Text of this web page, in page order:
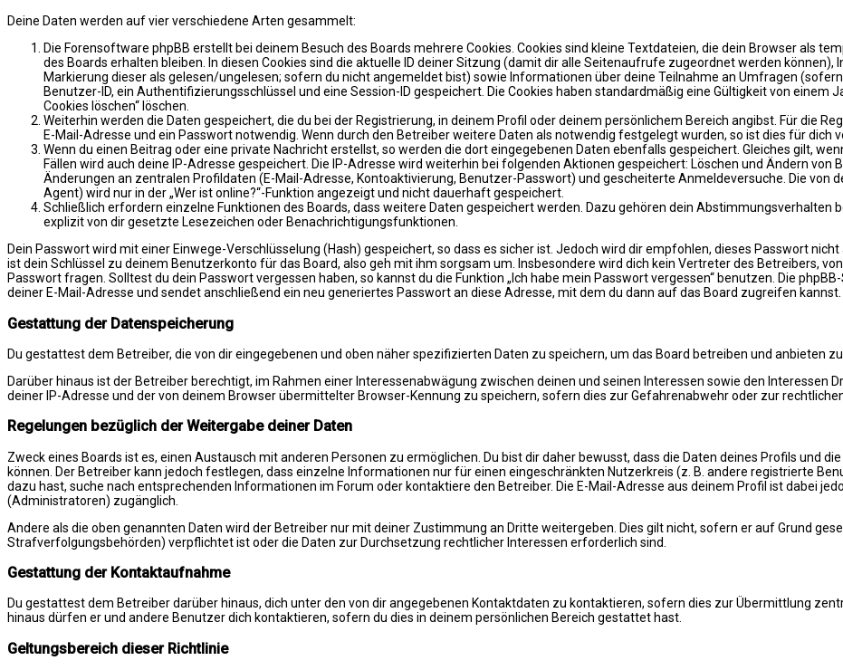
Deine Daten werden auf vier verschiedene Arten gesammelt:
Die Forensoftware phpBB erstellt bei deinem Besuch des Boards mehrere Cookies. Cookies sind kleine Textdateien, die dein Browser als
des Boards erhalten bleiben. In diesen Cookies sind die aktuelle ID deiner Sitzung (damit dir alle Seitenaufrufe zugeordnet werden
Markierung dieser als gelesen/ungelesen; sofern du nicht angemeldet bist) sowie Informationen über deine Teilnahme an Umfragen
Benutzer-ID, ein Authentifizierungsschlüssel und eine Session-ID gespeichert. Die Cookies haben standardmäßig eine Gültigkeit von einem
Cookies löschen“ löschen.
Weiterhin werden die Daten gespeichert, die du bei der Registrierung, in deinem Profil oder deinem persönlichem Bereich angibst. Für die
E-Mail-Adresse und ein Passwort notwendig. Wenn durch den Betreiber weitere Daten als notwendig festgelegt wurden, so ist dies für dich
Wenn du einen Beitrag oder eine private Nachricht erstellst, so werden die dort eingegebenen Daten ebenfalls gespeichert. Gleiches gilt,
Fällen wird auch deine IP-Adresse gespeichert. Die IP-Adresse wird weiterhin bei folgenden Aktionen gespeichert: Löschen und Ändern
Änderungen an zentralen Profildaten (E-Mail-Adresse, Kontoaktivierung, Benutzer-Passwort) und gescheiterte Anmeldeversuche. Die von
Agent) wird nur in der „Wer ist online?“-Funktion angezeigt und nicht dauerhaft gespeichert.
Schließlich erfordern einzelne Funktionen des Boards, dass weitere Daten gespeichert werden. Dazu gehören dein Abstimmungsverhalten
explizit von dir gesetzte Lesezeichen oder Benachrichtigungsfunktionen.
Dein Passwort wird mit einer Einwege-Verschlüsselung (Hash) gespeichert, so dass es sicher ist. Jedoch wird dir empfohlen, dieses Passwort
ist dein Schlüssel zu deinem Benutzerkonto für das Board, also geh mit ihm sorgsam um. Insbesondere wird dich kein Vertreter des Betreibers,
Passwort fragen. Solltest du dein Passwort vergessen haben, so kannst du die Funktion „Ich habe mein Passwort vergessen“ benutzen. Die
deiner E-Mail-Adresse und sendet anschließend ein neu generiertes Passwort an diese Adresse, mit dem du dann auf das Board zugreifen kannst.
Gestattung der Datenspeicherung
Du gestattest dem Betreiber, die von dir eingegebenen und oben näher spezifizierten Daten zu speichern, um das Board betreiben und anbieten zu
Darüber hinaus ist der Betreiber berechtigt, im Rahmen einer Interessenabwägung zwischen deinen und seinen Interessen sowie den
deiner IP-Adresse und der von deinem Browser übermittelter Browser-Kennung zu speichern, sofern dies zur Gefahrenabwehr oder zur
Regelungen bezüglich der Weitergabe deiner Daten
Zweck eines Boards ist es, einen Austausch mit anderen Personen zu ermöglichen. Du bist dir daher bewusst, dass die Daten deines Profils und
können. Der Betreiber kann jedoch festlegen, dass einzelne Informationen nur für einen eingeschränkten Nutzerkreis (z. B. andere registrierte
dazu hast, suche nach entsprechenden Informationen im Forum oder kontaktiere den Betreiber. Die E-Mail-Adresse aus deinem Profil ist dabei
(Administratoren) zugänglich.
Andere als die oben genannten Daten wird der Betreiber nur mit deiner Zustimmung an Dritte weitergeben. Dies gilt nicht, sofern er auf Grund
Strafverfolgungsbehörden) verpflichtet ist oder die Daten zur Durchsetzung rechtlicher Interessen erforderlich sind.
Gestattung der Kontaktaufnahme
Du gestattest dem Betreiber darüber hinaus, dich unter den von dir angegebenen Kontaktdaten zu kontaktieren, sofern dies zur Übermittlung
hinaus dürfen er und andere Benutzer dich kontaktieren, sofern du dies in deinem persönlichen Bereich gestattet hast.
Geltungsbereich dieser Richtlinie